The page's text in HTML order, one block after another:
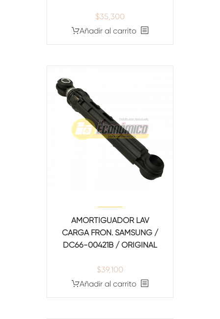
$35,300
Añadir al carrito
AMORTIGUADOR LAV
CARGA FRON. SAMSUNG /
DC66-00421B / ORIGINAL
$39,100
Añadir al carrito